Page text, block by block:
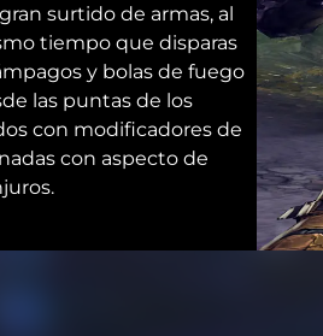
surtido de armas, al
tiempo que disparas
y bolas de fuego
las puntas de los
con modificadores de
con aspecto de